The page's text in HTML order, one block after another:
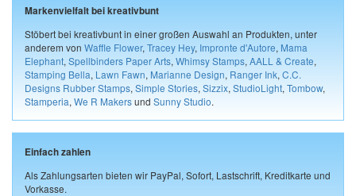
Markenvielfalt bei kreativbunt
Stöbert bei kreativbunt in einer großen Auswahl an Produkten, unter
anderem von Waffle Flower, Tracey Hey, Impronte d'Autore, Mama
Elephant, Spellbinders Paper Arts, Whimsy Stamps, AALL & Create,
Stamping Bella, Lawn Fawn, Marianne Design, Ranger Ink, C.C.
Designs Rubber Stamps, Simple Stories, Sizzix, StudioLight, Tombow,
Stamperia, We R Makersund Sunny Studio.
Einfach zahlen
Als Zahlungsarten bieten wir PayPal, Sofort, Lastschrift, Kreditkarte und
Vorkasse.